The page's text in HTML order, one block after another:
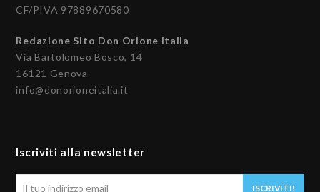
CF/PIVA 97889670580
Redazione Sito Don Orione Italia
Via Bartolomeo Bosco, 14
16121 Genova
info@donorioneitalia.it
Iscriviti alla newsletter
ISCRIVITI!